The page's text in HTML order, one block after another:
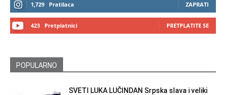
1,729 Pratilaca ZAPRATI
423 Pretplatnici PRETPLATITE SE
POPULARNO
SVETI LUKA LUČINDAN Srpska slava i veliki